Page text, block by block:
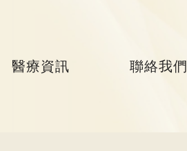
醫療資訊 聯絡我們